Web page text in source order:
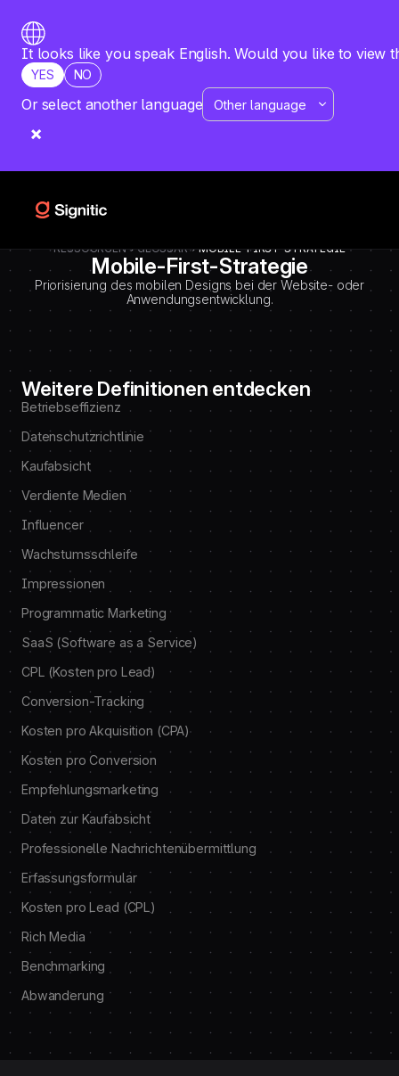
DEBUT CODE E - TEMPLATE CMS DEFINITIONS / LEXIQUE
Emplacement Webflow: Template CMS Definitions > Page settings >
Custom code > Inside tag
It looks like you speak English. Would you like to view
YES NO
Or select another language
RESSOURCEN GLOSSAR MOBILE-FIRST-STRATEGIE
Mobile-First-Strategie
Priorisierung des mobilen Designs bei der Website- oder
Anwendungsentwicklung.
Weitere Definitionen entdecken
Betriebseffizienz
Datenschutzrichtlinie
Kaufabsicht
Verdiente Medien
Influencer
Wachstumsschleife
Impressionen
Programmatic Marketing
SaaS (Software as a Service)
CPL (Kosten pro Lead)
Conversion-Tracking
Kosten pro Akquisition (CPA)
Kosten pro Conversion
Empfehlungsmarketing
Daten zur Kaufabsicht
Professionelle Nachrichtenübermittlung
Erfassungsformular
Kosten pro Lead (CPL)
Rich Media
Benchmarking
Abwanderung